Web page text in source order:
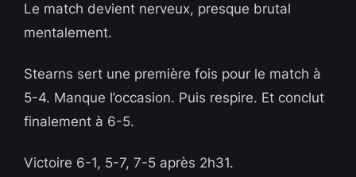
Le match devient nerveux, presque brutal
mentalement.
Stearns sert une première fois pour le match à
5-4. Manque l’occasion. Puis respire. Et conclut
finalement à 6-5.
Victoire 6-1, 5-7, 7-5 après 2h31.